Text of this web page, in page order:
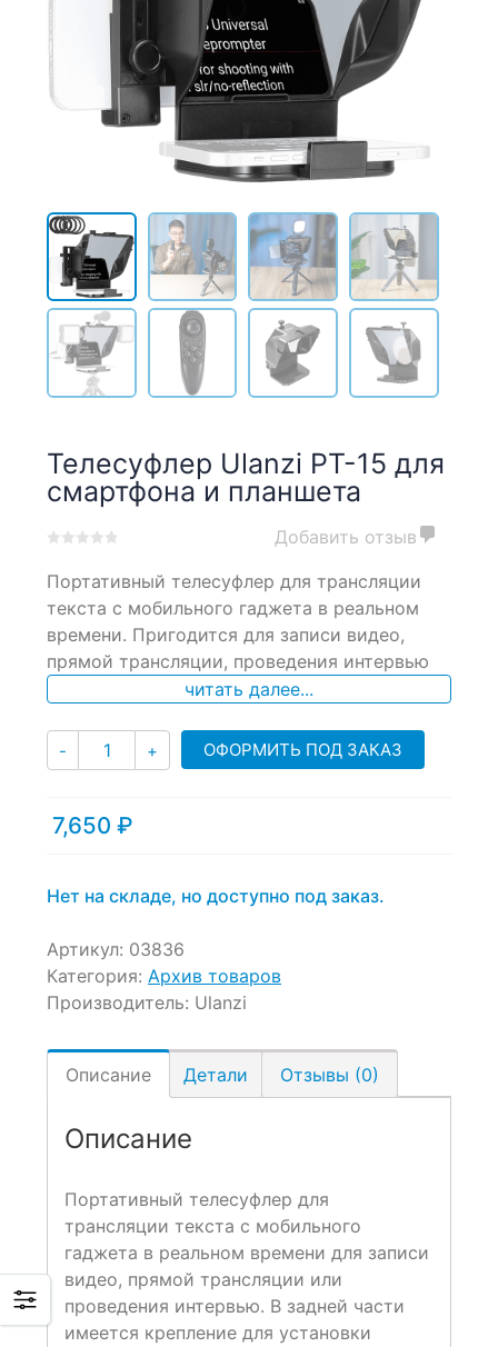
Телесуфлер Ulanzi PT-15 для
смартфона и планшета
out
on
customer
ratings
Добавить отзыв
Портативный телесуфлер для трансляции
текста с мобильного гаджета в реальном
времени. Пригодится для записи видео,
прямой трансляции, проведения интервью
читать далее...
- Количество
+ ОФОРМИТЬ ПОД ЗАКАЗ
7,650 ₽
Нет на складе, но доступно под заказ.
Артикул: 03836
Категория: Архив товаров
Производитель: Ulanzi
Описание Детали Отзывы (0)
Описание
Портативный телесуфлер для
трансляции текста с мобильного
гаджета в реальном времени для записи
видео, прямой трансляции или
проведения интервью. В задней части
имеется крепление для установки